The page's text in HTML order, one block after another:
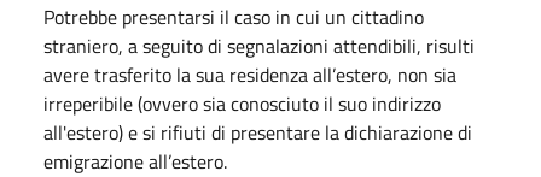
Potrebbe presentarsi il caso in cui un cittadino
straniero, a seguito di segnalazioni attendibili, risulti
avere trasferito la sua residenza all’estero, non sia
irreperibile (ovvero sia conosciuto il suo indirizzo
all'estero) e si rifiuti di presentare la dichiarazione di
emigrazione all’estero.